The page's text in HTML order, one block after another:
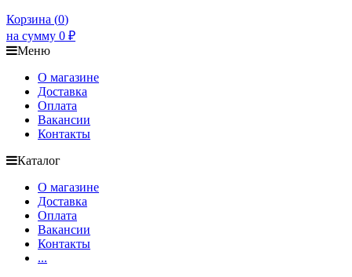
Корзина (0)
на сумму 0 ₽
Меню
О магазине
Доставка
Оплата
Вакансии
Контакты
Каталог
О магазине
Доставка
Оплата
Вакансии
Контакты
...